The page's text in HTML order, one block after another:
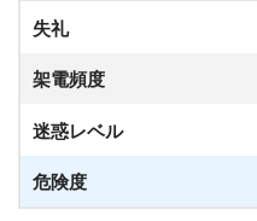
失礼
架電頻度
迷惑レベル
危険度